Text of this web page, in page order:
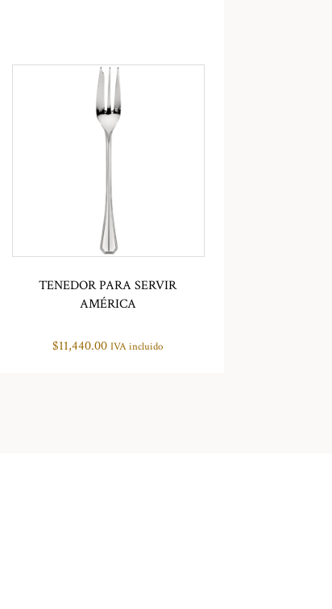
TENEDOR PARA SERVIR
AMÉRICA
$11,440.00 IVA incluido